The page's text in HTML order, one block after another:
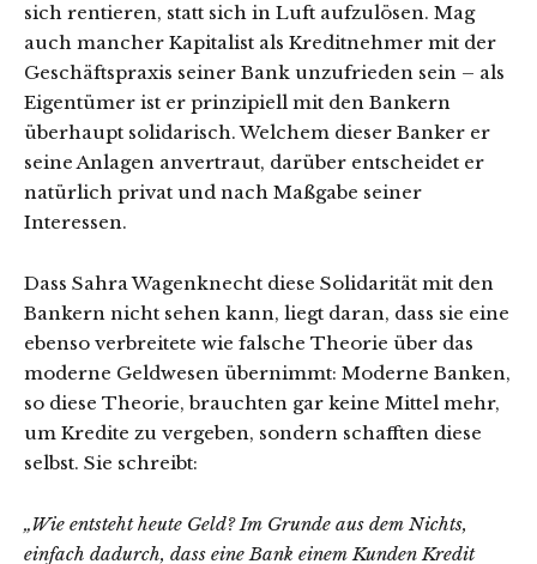
sich rentieren, statt sich in Luft aufzulösen. Mag
auch mancher Kapitalist als Kreditnehmer mit der
Geschäftspraxis seiner Bank unzufrieden sein – als
Eigentümer ist er prinzipiell mit den Bankern
überhaupt solidarisch. Welchem dieser Banker er
seine Anlagen anvertraut, darüber entscheidet er
natürlich privat und nach Maßgabe seiner
Interessen.
Dass Sahra Wagenknecht diese Solidarität mit den
Bankern nicht sehen kann, liegt daran, dass sie eine
ebenso verbreitete wie falsche Theorie über das
moderne Geldwesen übernimmt: Moderne Banken,
so diese Theorie, brauchten gar keine Mittel mehr,
um Kredite zu vergeben, sondern schafften diese
selbst. Sie schreibt:
„Wie entsteht heute Geld? Im Grunde aus dem Nichts,
einfach dadurch, dass eine Bank einem Kunden Kredit